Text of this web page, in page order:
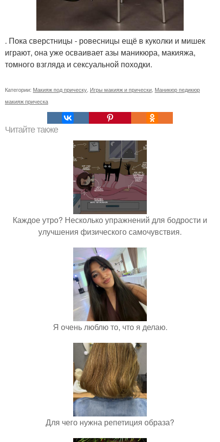
. Пока сверстницы - ровесницы ещё в куколки и мишек
играют, она уже осваивает азы маникюра, макияжа,
томного взгляда и сексуальной походки.
Категории: Макияж под прическу Игры макияж и прически Маникюр педикюр
макияж прическа
Читайте также
Каждое утро? Несколько упражнений для бодрости и
улучшения физического самочувствия.
Я очень люблю то, что я делаю.
Для чего нужна репетиция образа?